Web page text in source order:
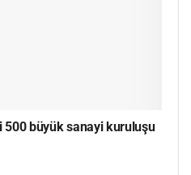
500 büyük sanayi kuruluşu